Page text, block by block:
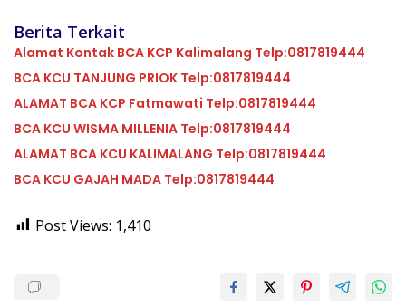
Berita Terkait
Alamat Kontak BCA KCP Kalimalang Telp:0817819444
BCA KCU TANJUNG PRIOK Telp:0817819444
ALAMAT BCA KCP Fatmawati Telp:0817819444
BCA KCU WISMA MILLENIA Telp:0817819444
ALAMAT BCA KCU KALIMALANG Telp:0817819444
BCA KCU GAJAH MADA Telp:0817819444
Post Views: 1,410